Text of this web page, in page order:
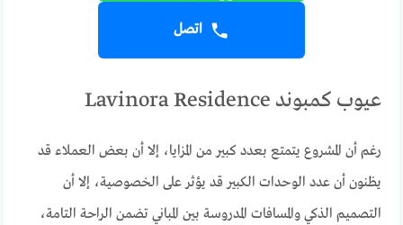
اتصل
عيوب كمبوند Lavinora Residence
رغم أن المشروع يتمتع بعدد كبير من المزايا، إلا أن بعض العملاء قد
يظنون أن عدد الوحدات الكبير قد يؤثر على الخصوصية، إلا أن
التصميم الذكي والمسافات المدروسة بين المباني تضمن الراحة التامة،